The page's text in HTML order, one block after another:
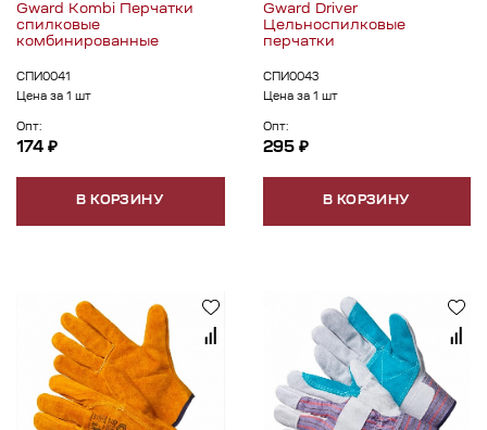
Gward Kombi Перчатки
спилковые
комбинированные
СПИ0041
Цена за 1 шт
Опт:
174 ₽
В КОРЗИНУ
Gward Driver
Цельноспилковые
перчатки
СПИ0043
Цена за 1 шт
Опт:
295 ₽
В КОРЗИНУ